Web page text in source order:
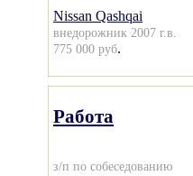
Nissan Qashqai
внедорожник 2007 г.в.
775 000 руб.
Работа
з/п по собеседованию